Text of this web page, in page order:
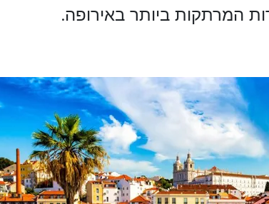
המרתקות ביותר באירופה.